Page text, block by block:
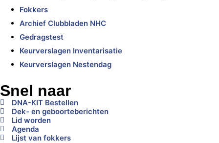
Fokkers
Archief Clubbladen NHC
Gedragstest
Keurverslagen Inventarisatie
Keurverslagen Nestendag
Snel naar
DNA-KIT Bestellen
Dek- en geboorteberichten
Lid worden
Agenda
Lijst van fokkers